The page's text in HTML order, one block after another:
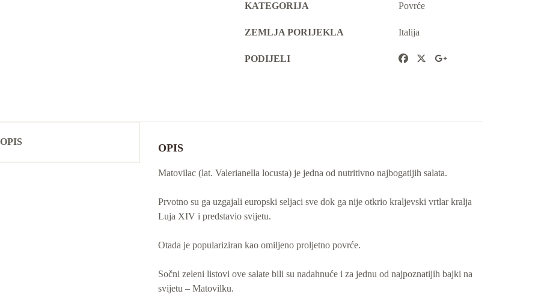
KATEGORIJA Povrće
ZEMLJA PORIJEKLA Italija
PODIJELI
OPIS
OPIS
Matovilac (lat. Valerianella locusta) je jedna od nutritivno najbogatijih salata.
Prvotno su ga uzgajali europski seljaci sve dok ga nije otkrio kraljevski vrtlar kralja
Luja XIV i predstavio svijetu.
Otada je populariziran kao omiljeno proljetno povrće.
Sočni zeleni listovi ove salate bili su nadahnuće i za jednu od najpoznatijih bajki na
svijetu – Matovilku.